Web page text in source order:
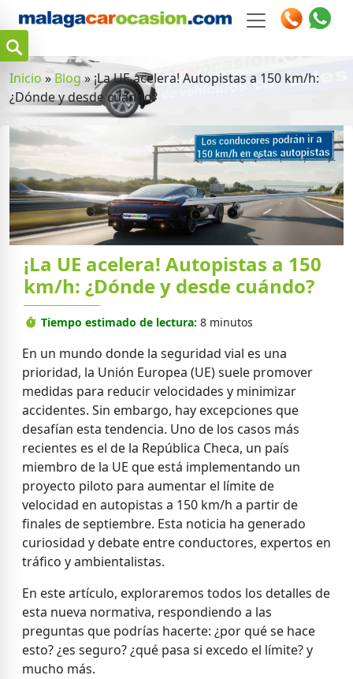
Inicio »Blog » ¡La UE acelera! Autopistas a 150 km/h:
¿Dónde y desde cuándo?
¡La UE acelera! Autopistas a 150
km/h: ¿Dónde y desde cuándo?
Tiempo estimado de lectura: 8 minutos
En un mundo donde la seguridad vial es una
prioridad, la Unión Europea (UE) suele promover
medidas para reducir velocidades y minimizar
accidentes. Sin embargo, hay excepciones que
desafían esta tendencia. Uno de los casos más
recientes es el de la República Checa, un país
miembro de la UE que está implementando un
proyecto piloto para aumentar el límite de
velocidad en autopistas a 150 km/h a partir de
finales de septiembre. Esta noticia ha generado
curiosidad y debate entre conductores, expertos en
tráfico y ambientalistas.
En este artículo, exploraremos todos los detalles de
esta nueva normativa, respondiendo a las
preguntas que podrías hacerte: ¿por qué se hace
esto? ¿es seguro? ¿qué pasa si excedo el límite? y
mucho más.